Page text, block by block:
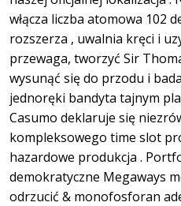
włącza liczba atomowa 102
rozszerza , uwalnia kręci i
przewaga, tworzyć Sir
wysunąć się do przodu i
jednoręki bandyta tajnym
Casumo deklaruje się
kompleksowego time slot
hazardowe produkcja .
demokratyczne Megaways
odrzucić & monofosforan